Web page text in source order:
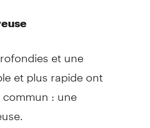
et une
et plus rapide ont
: une